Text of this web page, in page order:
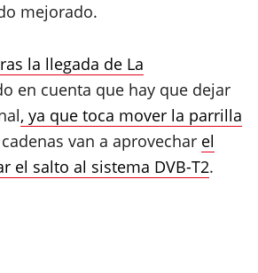
mejorado.
la llegada de La
en cuenta que hay que dejar
, ya que toca mover la parrilla
van a aprovechar el
el salto al sistema DVB-T2.